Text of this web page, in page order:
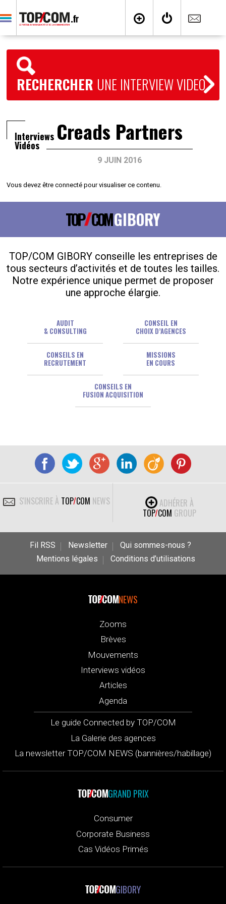
RECHERCHER UNE INTERVIEW VIDEO
Interviews
Vidéos Creads Partners
9 JUIN 2016
Vous devez être connecté pour visualiser ce contenu.
TOP COMGIBORY
TOP/COM GIBORY conseille les entreprises de
tous secteurs d’activités et de toutes les tailles.
Notre expérience unique permet de proposer
une approche élargie.
AUDIT
& CONSULTING
CONSEIL EN
CHOIX D’AGENCES
CONSEILS EN
RECRUTEMENT
MISSIONS
EN COURS
CONSEILS EN
FUSION ACQUISITION
S'INSCRIRE À TOP/COM NEWS
ADHÉRER À
TOP/COM GROUP
Fil RSS Newsletter
Qui sommes-nous ?
Mentions légales
Conditions d’utilisations
NEWS
Zooms
Brèves
Mouvements
Interviews vidéos
Articles
Agenda
Le guide Connected by TOP/COM
La Galerie des agences
La newsletter TOP/COM NEWS (bannières/habillage)
GRAND PRIX
Consumer
Corporate Business
Cas Vidéos Primés
GIBORY